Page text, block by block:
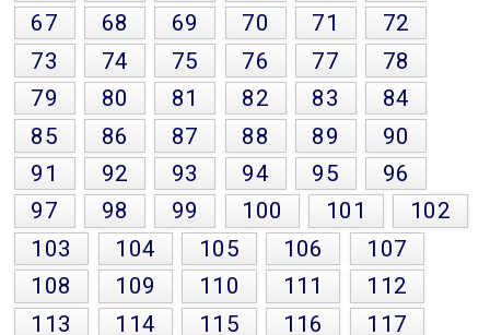
67
68 69 70 71
72
73
74 75 76 77
78
79
80 81 82 83
84
85
86 87 88 89
90
91
92 93 94 95
96
97
98 99 100 101
102
103
104 105 106
107
108
109 110 111
112
113
114 115 116
117